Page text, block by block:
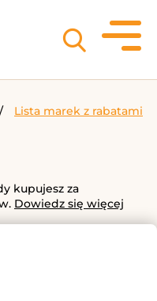
Lista marek z rabatami
kupujesz za
Dowiedz się więcej